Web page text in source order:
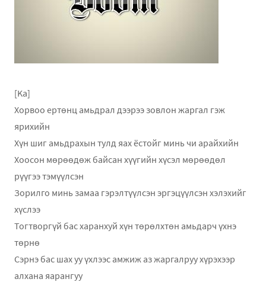
[Ka]
Хорвоо ертөнц амьдрал дээрээ зовлон жаргал гэж
ярихийн
Хүн шиг амьдрахын тулд яах ёстойг минь чи арайхийн
Хоосон мөрөөдөж байсан хүүгийн хүсэл мөрөөдөл
рүүгээ тэмүүлсэн
Зорилго минь замаа гэрэлтүүлсэн эргэцүүлсэн хэлэхийг
хүслээ
Тогтворгүй бас харанхуй хүн төрөлхтөн амьдарч үхнэ
төрнө
Сэрнэ бас шах уу үхлээс амжиж аз жаргалруу хүрэхээр
алхана яарангуу